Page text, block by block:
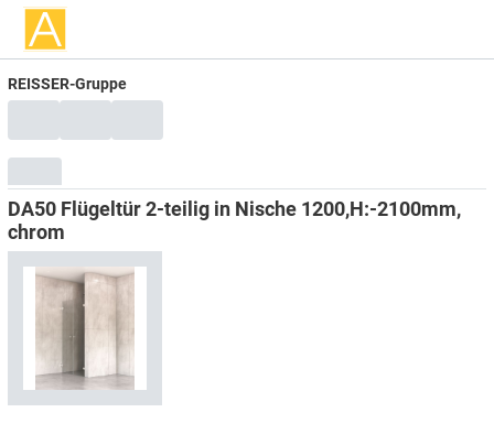
REISSER-Gruppe
DA50 Flügeltür 2-teilig in Nische 1200,H:-2100mm,
chrom